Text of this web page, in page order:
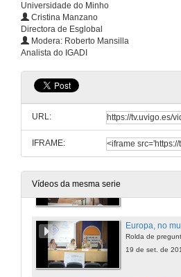
Universidade do Minho
Cristina Manzano
Directora de Esglobal
Modera: Roberto Mansilla
Analista do IGADI
URL:
IFRAME:
Vídeos da mesma serie
Europa, no
Intervención de
19 de set. de
Europa, no
Rolda de
19 de set. de